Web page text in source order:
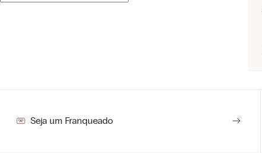
Seja um Franqueado